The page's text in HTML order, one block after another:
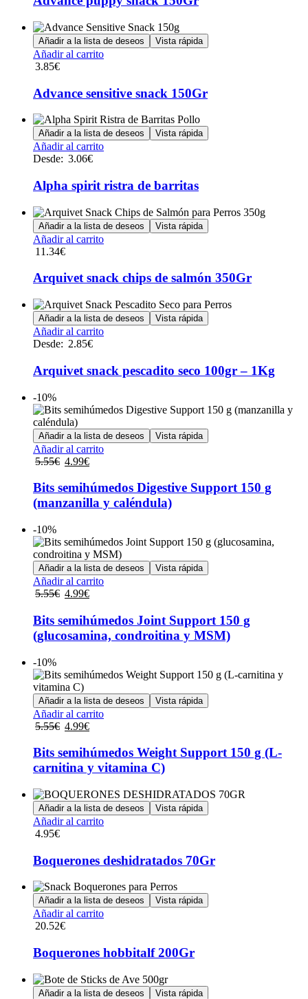
Añadir a la lista de deseos Vista rápida
Añadir al carrito
3.85€
Advance sensitive snack 150Gr
Añadir a la lista de deseos Vista rápida
Añadir al carritoEste
múltiples
variantes.
Las
opciones
se
pueden
la
de
producto
Desde: 3.06€
Alpha spirit ristra de barritas
Añadir a la lista de deseos Vista rápida
Añadir al carrito
11.34€
Arquivet snack chips de salmón 350Gr
Añadir a la lista de deseos Vista rápida
Añadir al carritoEste
múltiples
variantes.
opciones
se
pueden
elegir
en
de
producto
Desde: 2.85€
Arquivet snack pescadito seco 100gr – 1Kg
-10%
Añadir a la lista de deseos Vista rápida
Añadir al carrito
5.55€ El
original
5.55€.
4.99€El
actual
es:
4.99€.
Bits semihúmedos Digestive Support 150 g
(manzanilla y caléndula)
-10%
Añadir a la lista de deseos Vista rápida
Añadir al carrito
5.55€ El
original
era:
5.55€.
4.99€El
actual
es:
4.99€.
Bits semihúmedos Joint Support 150 g
(glucosamina, condroitina y MSM)
-10%
Añadir a la lista de deseos Vista rápida
Añadir al carrito
5.55€ El
original
era:
5.55€.
4.99€El
actual
4.99€.
Bits semihúmedos Weight Support 150 g (L-
carnitina y vitamina C)
Añadir a la lista de deseos Vista rápida
Añadir al carrito
4.95€
Boquerones deshidratados 70Gr
Añadir a la lista de deseos Vista rápida
Añadir al carrito
20.52€
Boquerones hobbitalf 200Gr
Añadir a la lista de deseos Vista rápida